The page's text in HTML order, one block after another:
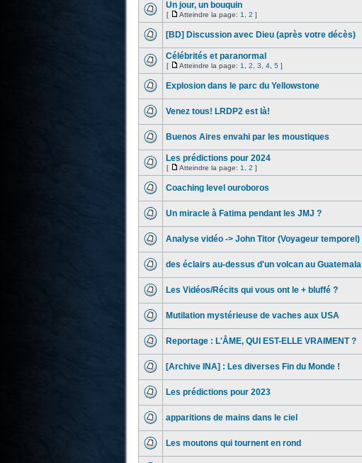
Un jour, un bouquin
[ Atteindre la page: 1 2 ]
[BD] Discussion avec Dieu (après votre décès)
Célébrités et paranormal
[ Atteindre la page: 1 2 3 4, 5]
Explosion dans le parc du Yellowstone
Venez tous! LRDP2 est là!
Buenos Aires envahi par les moustiques
Les prédictions pour 2024
[ Atteindre la page: 1 2 ]
Coaching level ouroboros
Un miracle à Fatima pendant les JMJ ?
Analyse vidéo -> John Titor (Voyageur temporel)
des éclairs au-dessus d'un volcan au Guatemala
Les Vidéos/Récits qui vous ont le + bluffé ?
Mutilation mystérieuse de vaches aux USA
Reportage : L'ÂME, QUI EST-ELLE VRAIMENT ?
[Archive INA] : Les diverses Fin du Monde !
Les prédictions pour 2023
apparitions de mains dans le ciel
Les moutons qui tournent en rond